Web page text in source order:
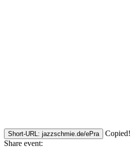
Short-URL: jazzschmie.de/ePra
Copied!
Share event: